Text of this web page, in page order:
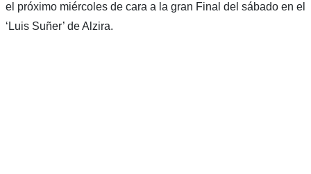
el próximo miércoles de cara a la gran Final del sábado en el
‘Luis Suñer’ de Alzira.